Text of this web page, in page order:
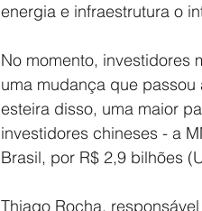
energia e infraestrutura o
No momento, investidores
uma mudança que
esteira disso, uma maior
investidores chineses - a
Brasil, por R$ 2,9 bilhões
Thiago Rocha,